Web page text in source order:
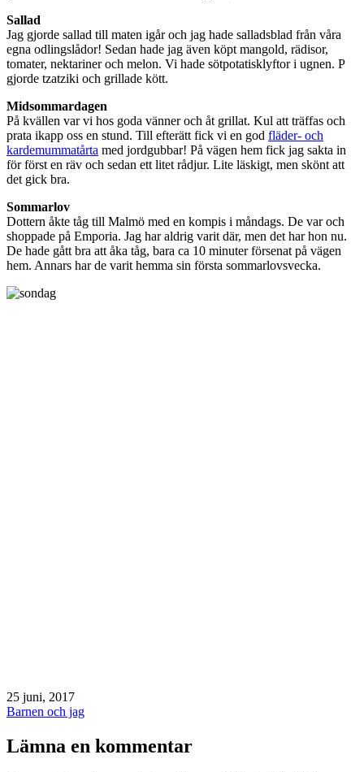
Sallad
Jag gjorde sallad till maten igår och jag hade salladsblad från våra
egna odlingslådor! Sedan hade jag även köpt mangold, rädisor,
tomater, nektariner och melon. Vi hade sötpotatisklyftor i ugnen. P
gjorde tzatziki och grillade kött.
Midsommardagen
På kvällen var vi hos goda vänner och åt grillat. Kul att träffas och
prata ikapp oss en stund. Till efterätt fick vi en god fläder- och
kardemummatårta med jordgubbar! På vägen hem fick jag sakta in
för först en räv och sedan ett litet rådjur. Lite läskigt, men skönt att
det gick bra.
Sommarlov
Dottern åkte tåg till Malmö med en kompis i måndags. De var och
shoppade på Emporia. Jag har aldrig varit där, men det har hon nu.
De hade gått bra att åka tåg, bara ca 10 minuter försenat på vägen
hem. Annars har de varit hemma sin första sommarlovsvecka.
Publicerat
den
25 juni, 2017
Kategoriserat
Barnen och jag
Lämna en kommentar